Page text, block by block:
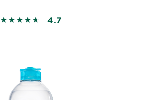
4.6905 out of 5 stars based on
4.7